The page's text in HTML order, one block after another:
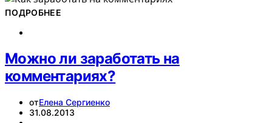
ПОДРОБНЕЕ
Можно ли заработать на
комментариях?
отЕлена Сергиенко
31.08.2013